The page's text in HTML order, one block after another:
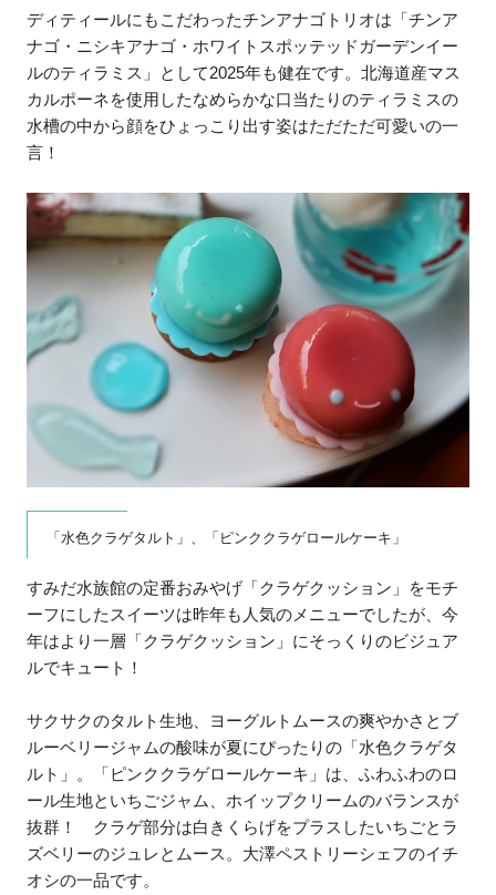
ディティールにもこだわったチンアナゴトリオは「チンア
ナゴ・ニシキアナゴ・ホワイトスポッテッドガーデンイー
ルのティラミス」として2025年も健在です。北海道産マス
カルポーネを使用したなめらかな口当たりのティラミスの
水槽の中から顔をひょっこり出す姿はただただ可愛いの一
言！
「水色クラゲタルト」、「ピンククラゲロールケーキ」
すみだ水族館の定番おみやげ「クラゲクッション」をモチ
ーフにしたスイーツは昨年も人気のメニューでしたが、今
年はより一層「クラゲクッション」にそっくりのビジュア
ルでキュート！
サクサクのタルト生地、ヨーグルトムースの爽やかさとブ
ルーベリージャムの酸味が夏にぴったりの「水色クラゲタ
ルト」。「ピンククラゲロールケーキ」は、ふわふわのロ
ール生地といちごジャム、ホイップクリームのバランスが
抜群！ クラゲ部分は白きくらげをプラスしたいちごとラ
ズベリーのジュレとムース。大澤ペストリーシェフのイチ
オシの一品です。